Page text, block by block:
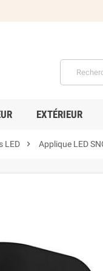
EXTÉRIEUR
LED  Applique LED